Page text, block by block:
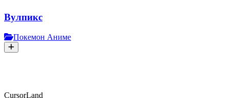
Вулпикс
Покемон Аниме
CursorLand